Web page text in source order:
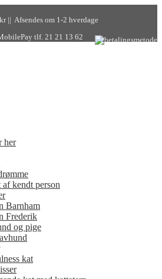
|| Afsendes om 1-2 hverdage
tlf. 21 21 13 62
her
kendt person
Barnham
Frederik
og pige
kat